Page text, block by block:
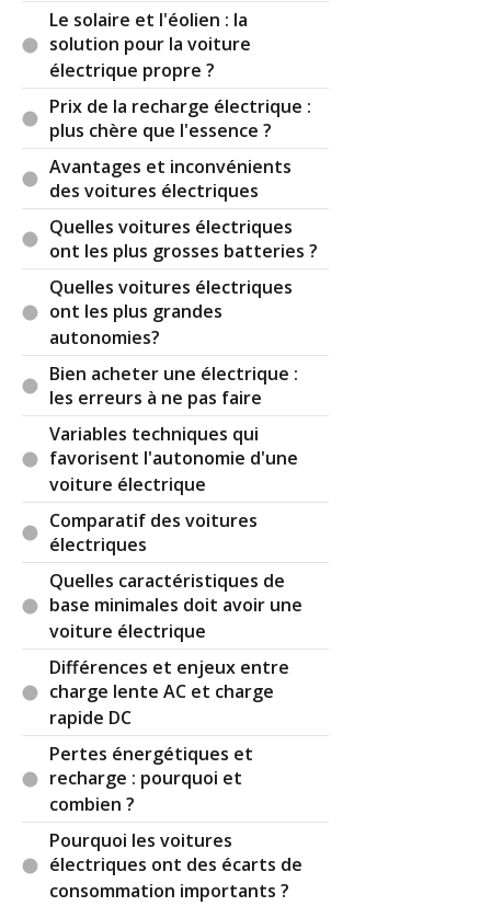
Il y a3réaction(s) sur ce commentaire :
ParAdmin
ADMINISTRATEUR DU SITE
(2020-08-01 09:45:39) : Merci beaucoup ;-)
Il est en effet triste que les commerciaux ne
s’informent pas sur quelque chose d'aussi simple
et rapide à assimiler.
La médiocrité a envahi le monde ...
Pour les bornes je ne garantie rien mais je
prends quand même en considération cette
requête.
En ce qui concernent les tarifs je ne suis pas
étonné, c'est un peu partout la même chose.
ParGg (2020-09-24 21:40:24) : Bonjour,
Le groupe ABB vient de lancer pour la France sa
gamme de bornes de recharges AC et DC jusqu'à
22kW sachant qu'ABB fabrique déjà des bornes
DC fortes puissances depuis quelques années.
Parswany 169(2020-09-25 11:34:37) : nous
avons acheté une leaf 64kw à Nissan Rillieux
69140, là aussi aucun renseignement valable,
pire, ils nous ont assuré qu'elle charge à 22kw en
AC alors qu'elle est limitée à 6.7kw.
résultat des courses: nous avons changé notre
compteur pour un triphasé; surcout plus de
2000¤, alors que un monophasé renforcé
suffisait… ce n'est pas normal.
Réagir à ce commentaire
Le solaire et l'éolien : la
solution pour la voiture
électrique propre ?
Prix de la recharge électrique :
plus chère que l'essence ?
Avantages et inconvénients
des voitures électriques
Quelles voitures électriques
ont les plus grosses batteries ?
Quelles voitures électriques
ont les plus grandes
autonomies?
Bien acheter une électrique :
les erreurs à ne pas faire
Variables techniques qui
favorisent l'autonomie d'une
voiture électrique
Comparatif des voitures
électriques
Quelles caractéristiques de
base minimales doit avoir une
voiture électrique
Différences et enjeux entre
charge lente AC et charge
rapide DC
Pertes énergétiques et
recharge : pourquoi et
combien ?
Pourquoi les voitures
électriques ont des écarts de
consommation importants ?